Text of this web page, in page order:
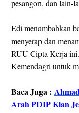
pesangon, dan lain-
Edi menambahkan
menyerap dan
RUU Cipta Kerja
Kemendagri untuk
Baca Juga :
Arah PDIP Kian